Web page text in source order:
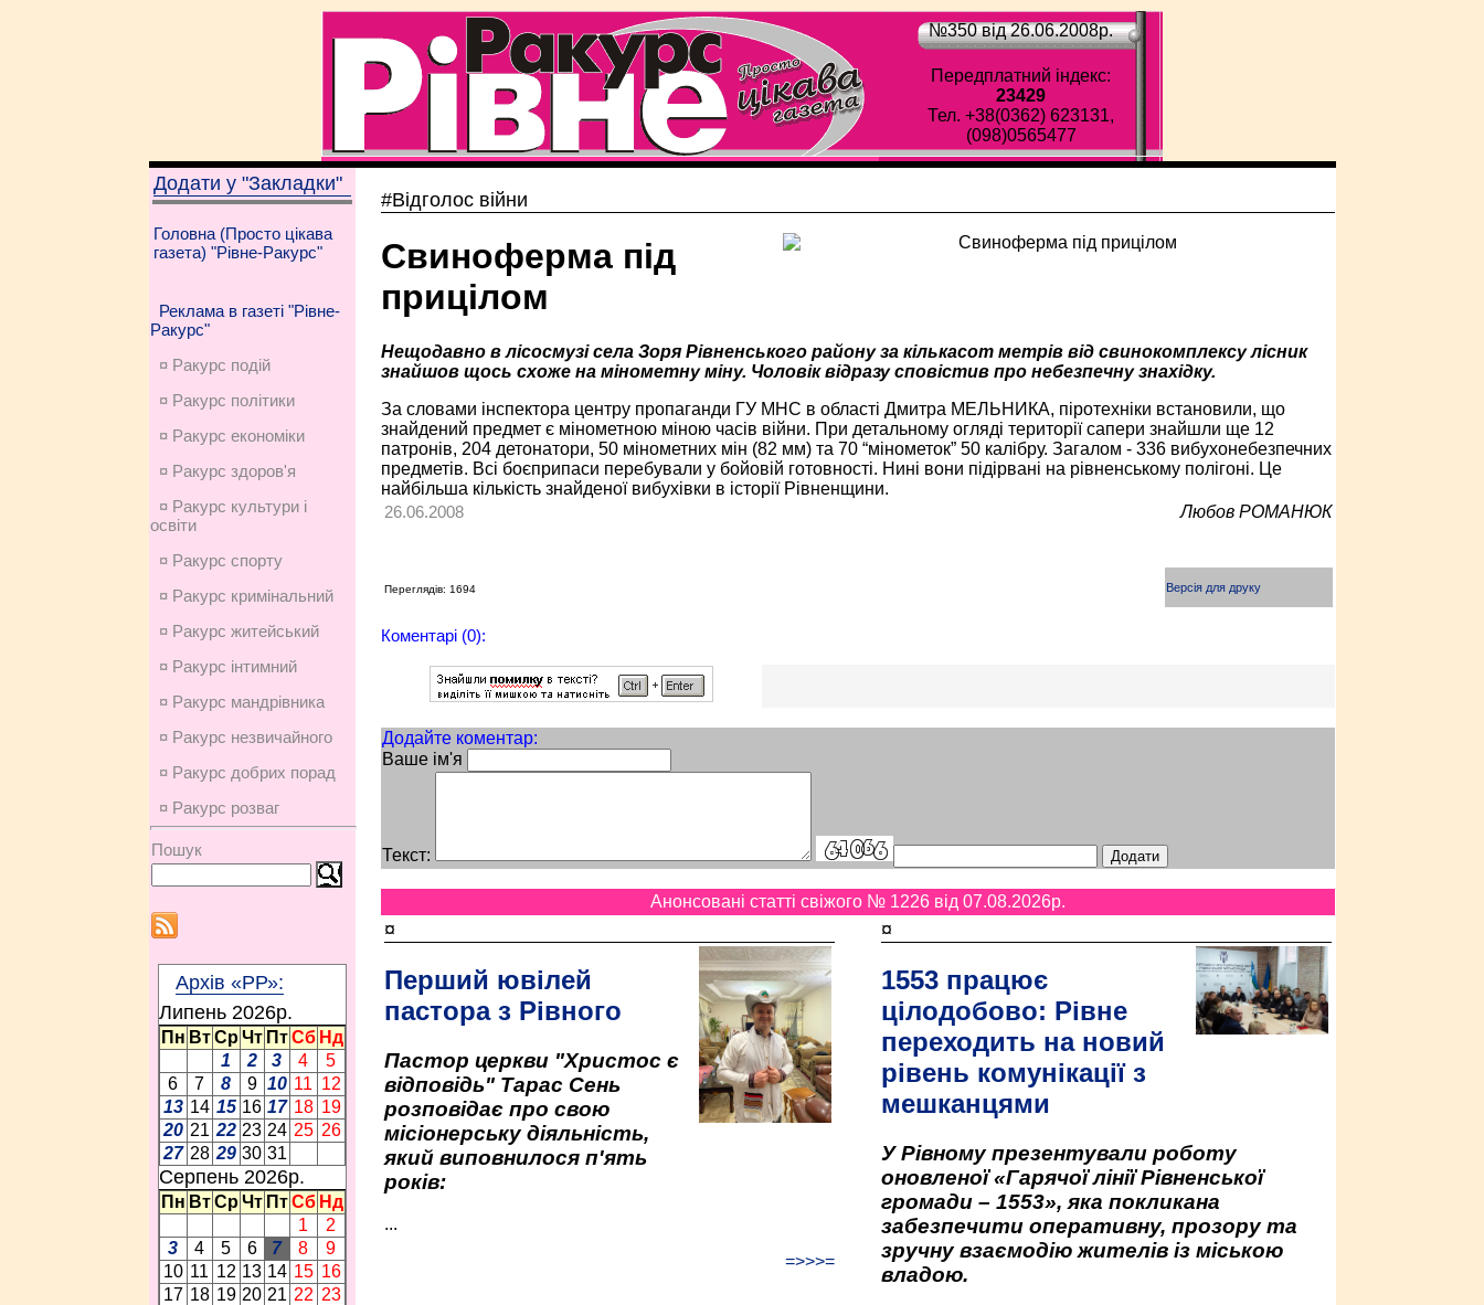
№350 від 26.06.2008p.
Передплатний індекс:
23429
Тел. +38(0362) 623131,
(098)0565477
Додати у "Закладки"
Головна (Просто цікава
газета) "Рівне-Ракурс"
Реклама в газеті "Рівне-
Ракурс"
¤ Ракурс подій
¤ Ракурс політики
¤ Ракурс економiки
¤ Ракурс здоров'я
¤ Ракурс культури і
освіти
¤ Ракурс спорту
¤ Ракурс кримінальний
¤ Ракурс житейський
¤ Ракурс інтимний
¤ Ракурс мандрівника
¤ Ракурс незвичайного
¤ Ракурс добрих порад
¤ Ракурс розваг
Пошук
Архів «РР»:
Липень 2026p.
Пн Вт Ср Чт Пт Сб Нд
1
2 3 4
5
6
7 8 9 10 11 12
13 14 15 16 17 18 19
20 21 22 23 24 25 26
27 28 29 30 31
Серпень 2026p.
Пн Вт Ср Чт Пт Сб Нд
1
2
3
4 5 6 7 8
9
10 11 12 13 14 15 16
17 18 19 20 21 22 23
#Відголос війни
Свиноферма під
прицілом
Нещодавно в лісосмузі села Зоря Рівненського району за кількасот метрів від свинокомплексу лісник
знайшов щось схоже на мінометну міну. Чоловік відразу сповістив про небезпечну знахідку.
За словами інспектора центру пропаганди ГУ МНС в області Дмитра МЕЛЬНИКА, піротехніки встановили, що
знайдений предмет є мінометною міною часів війни. При детальному огляді території сапери знайшли ще 12
патронів, 204 детонатори, 50 мінометних мін (82 мм) та 70 “мінометок” 50 калібру. Загалом - 336 вибухонебезпечних
предметів. Всі боєприпаси перебували у бойовій готовності. Нині вони підірвані на рівненському полігоні. Це
найбільша кількість знайденої вибухівки в історії Рівненщини.
26.06.2008
Любов РОМАНЮК
Переглядів: 1694 Версія для друку
Коментарі (0):
Додайте коментар:
Ваше ім'я
Текст:
Анонсовані статті свіжого № 1226 від 07.08.2026p.
¤
Перший ювілей
пастора з Рівного
Пастор церкви "Христос є
відповідь" Тарас Сень
розповідає про свою
місіонерську діяльність,
який виповнилося п'ять
років:
...
=>>>=
¤
1553 працює
цілодобово: Рівне
переходить на новий
рівень комунікації з
мешканцями
У Рівному презентували роботу
оновленої «Гарячої лінії Рівненської
громади – 1553», яка покликана
забезпечити оперативну, прозору та
зручну взаємодію жителів із міською
владою.